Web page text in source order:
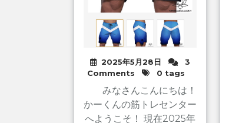
2025年5月28日
3
Comments
0 tags
みなさんこんにちは！
かーくんの筋トレセンター
へようこそ！ 現在2025年